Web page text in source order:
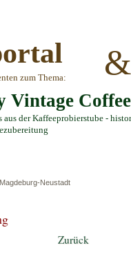
zum Thema:
&
Vintage
aus der Kaffeeprobierstube -
Neustadt
Zurück